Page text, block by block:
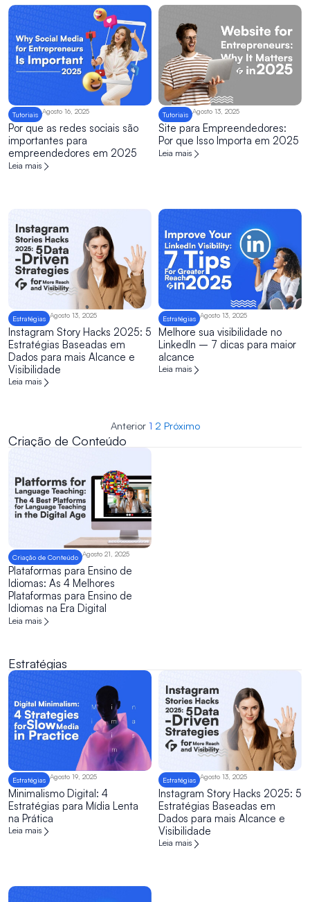
Tutoriais Agosto 16, 2025
Por que as redes sociais são
importantes para
empreendedores em 2025
Leia mais
Tutoriais Agosto 13, 2025
Site para Empreendedores:
Por que Isso Importa em 2025
Leia mais
Estratégias Agosto 13, 2025
Instagram Story Hacks 2025: 5
Estratégias Baseadas em
Dados para mais Alcance e
Visibilidade
Leia mais
Estratégias Agosto 13, 2025
Melhore sua visibilidade no
LinkedIn – 7 dicas para maior
alcance
Leia mais
Anterior 1 2 Próximo
Criação de Conteúdo
Criação de Conteúdo Agosto 21, 2025
Plataformas para Ensino de
Idiomas: As 4 Melhores
Plataformas para Ensino de
Idiomas na Era Digital
Leia mais
Estratégias
Estratégias Agosto 19, 2025
Minimalismo Digital: 4
Estratégias para Mídia Lenta
na Prática
Leia mais
Estratégias Agosto 13, 2025
Instagram Story Hacks 2025: 5
Estratégias Baseadas em
Dados para mais Alcance e
Visibilidade
Leia mais